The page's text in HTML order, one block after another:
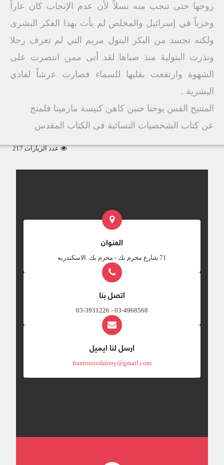
زوجها حتى تنجب منه نسلاً لأن عدم الإنجاب كان عاراً
وخزياً في إسرائيل والمخلص لم يأت بهذا الفكر البشرى
ولكنه تجسد من البكر البتول مريم التي لم تعرف رجلا
ونذرت البتولية منذ صباها لقد أتى ممن انتصرت على
الشهوة وارتفعت بقلبها للسماء فصارت عرشاً لفادي
البشرية .
المتنيح القس يوحنا حنين كاهن كنيسة مارمينا فلمنج
عن كتاب الشخصيات النسائية فى الكتاب المقدس
عدد الزيارات 217
العنوان
‎71 شارع محرم بك - محرم بك. الاسكندريه
اتصل بنا
03-4968568 - 03-3931226
ارسل لنا ايميل
frantoniosfahmy@gmail.com